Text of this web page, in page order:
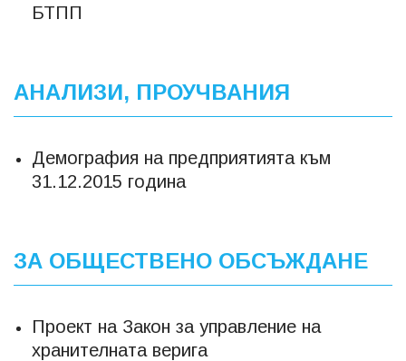
БТПП
АНАЛИЗИ, ПРОУЧВАНИЯ
Демография на предприятията към
31.12.2015 година
ЗА ОБЩЕСТВЕНО ОБСЪЖДАНЕ
Проект на Закон за управление на
хранителната верига